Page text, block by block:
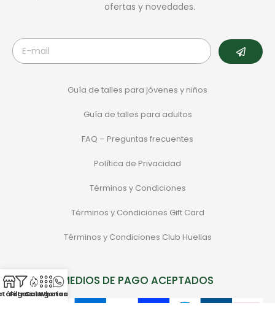
ofertas y novedades.
Guía de talles para jóvenes y niños
Guía de talles para adultos
FAQ – Preguntas frecuentes
Política de Privacidad
Términos y Condiciones
Términos y Condiciones Gift Card
Términos y Condiciones Club Huellas
MEDIOS DE PAGO ACEPTADOS
FiltrosSale
Categorias
Whatsapp